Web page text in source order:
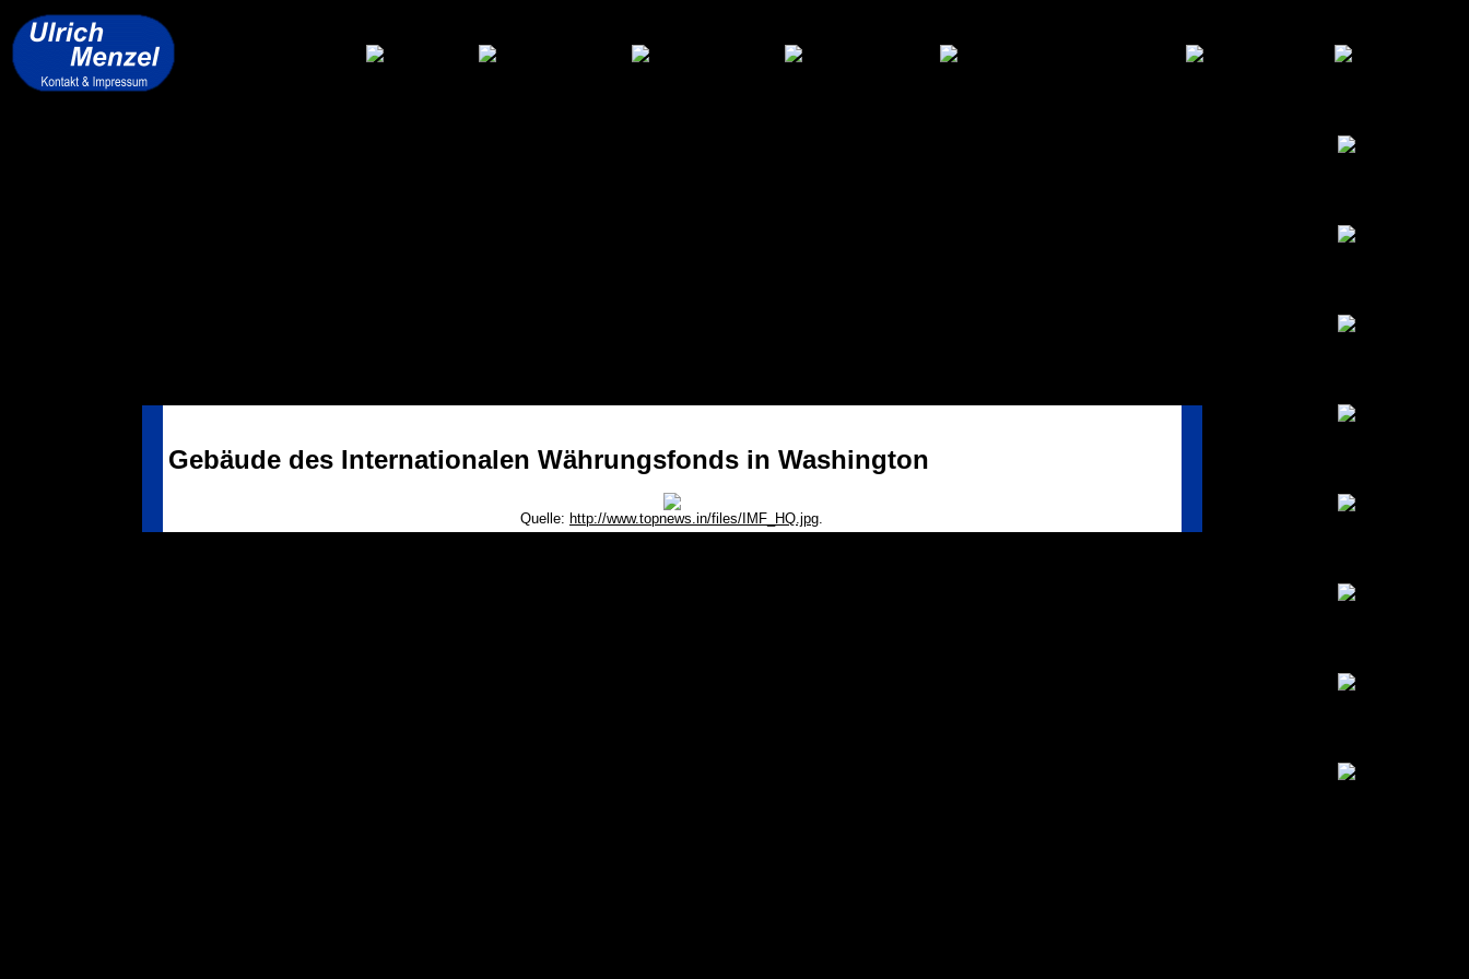
Gebäude des Internationalen Währungsfonds in Washington
Quelle: http://www.topnews.in/files/IMF_HQ.jpg.